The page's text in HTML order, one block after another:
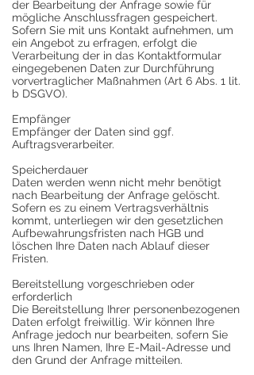
der Bearbeitung der Anfrage sowie für
mögliche Anschlussfragen gespeichert.
Sofern Sie mit uns Kontakt aufnehmen, um
ein Angebot zu erfragen, erfolgt die
Verarbeitung der in das Kontaktformular
eingegebenen Daten zur Durchführung
vorvertraglicher Maßnahmen (Art 6 Abs. 1 lit.
b DSGVO).
Empfänger
Empfänger der Daten sind ggf.
Auftragsverarbeiter.
Speicherdauer
Daten werden wenn nicht mehr benötigt
nach Bearbeitung der Anfrage gelöscht.
Sofern es zu einem Vertragsverhältnis
kommt, unterliegen wir den gesetzlichen
Aufbewahrungsfristen nach HGB und
löschen Ihre Daten nach Ablauf dieser
Fristen.
Bereitstellung vorgeschrieben oder
erforderlich
Die Bereitstellung Ihrer personenbezogenen
Daten erfolgt freiwillig. Wir können Ihre
Anfrage jedoch nur bearbeiten, sofern Sie
uns Ihren Namen, Ihre E-Mail-Adresse und
den Grund der Anfrage mitteilen.